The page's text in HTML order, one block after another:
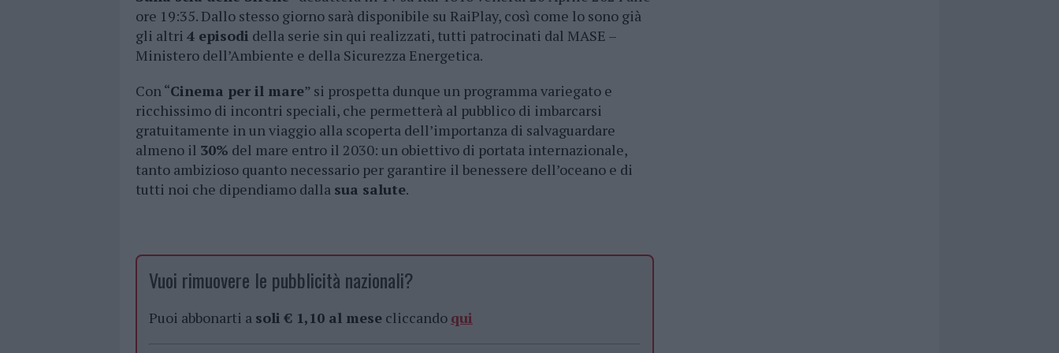
ore 19:35. Dallo stesso giorno sarà disponibile su RaiPlay, così come lo sono già
gli altri 4 episodi della serie sin qui realizzati, tutti patrocinati dal MASE –
Ministero dell’Ambiente e della Sicurezza Energetica.
Con “Cinema per il mare” si prospetta dunque un programma variegato e
ricchissimo di incontri speciali, che permetterà al pubblico di imbarcarsi
gratuitamente in un viaggio alla scoperta dell’importanza di salvaguardare
almeno il 30% del mare entro il 2030: un obiettivo di portata internazionale,
tanto ambizioso quanto necessario per garantire il benessere dell’oceano e di
tutti noi che dipendiamo dalla sua salute.
Vuoi rimuovere le pubblicità nazionali?
Puoi abbonarti a soli € 1,10 al mese cliccando qui